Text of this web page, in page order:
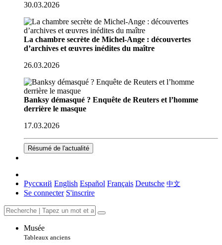
30.03.2026
La chambre secrète de Michel-Ange : découvertes
d’archives et œuvres inédites du maître
26.03.2026
Banksy démasqué ? Enquête de Reuters et l’homme
derrière le masque
17.03.2026
Résumé de l'actualité
Русский English Español Français Deutsche 中文
Se connecter S'inscrire
Musée
Tableaux anciens